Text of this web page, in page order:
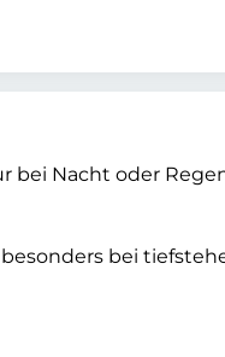
bei Nacht oder
bei